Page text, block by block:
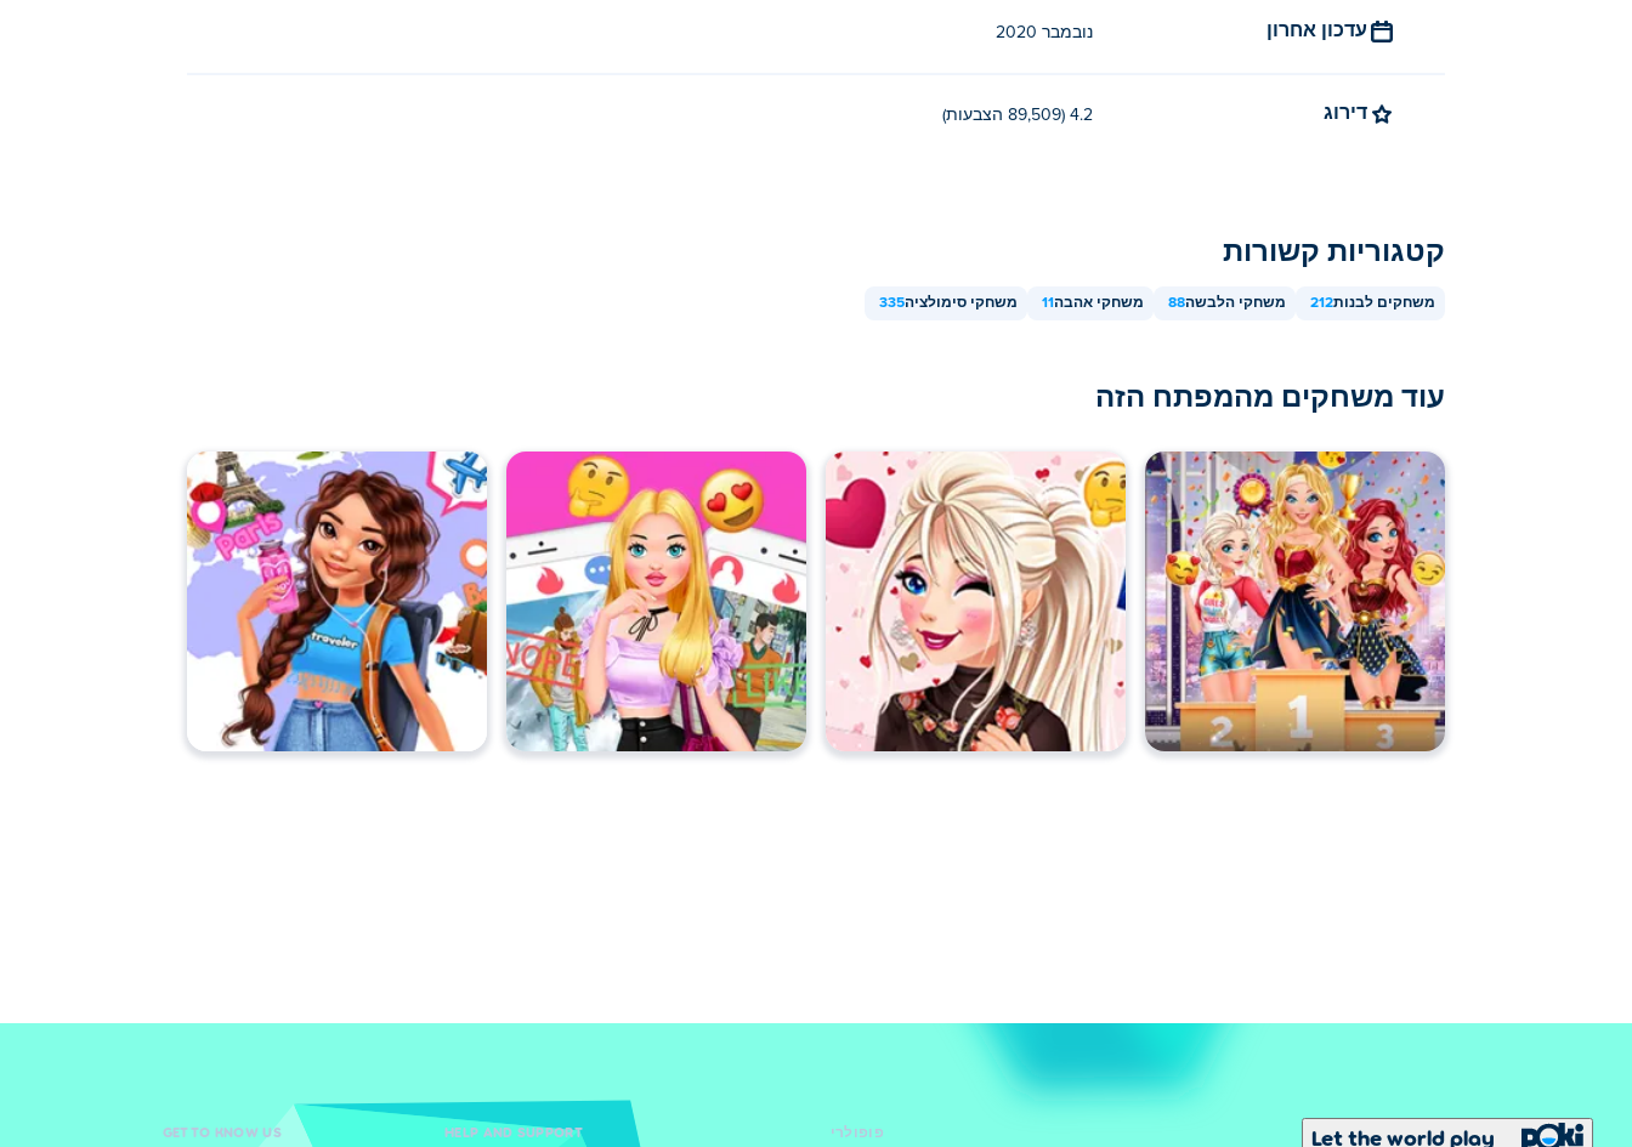
עדכון אחרון נובמבר 2020
דירוג 4.2 (89,509 הצבעות)
קטגוריות קשורות
משחקים לבנות212 משחקי הלבשה88 משחקי אהבה11 משחקי סימולציה335
עוד משחקים מהמפתח הזה
Let the world play פופולרי HELP AND SUPPORT
GET TO KNOW US